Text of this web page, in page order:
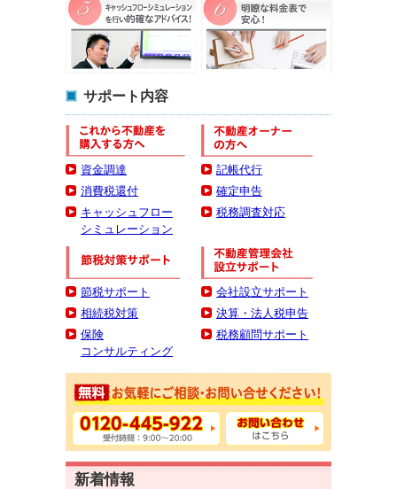
サポート内容
資金調達
消費税還付
キャッシュフロー
シミュレーション
記帳代行
確定申告
税務調査対応
節税サポート
相続税対策
保険
コンサルティング
会社設立サポート
決算・法人税申告
税務顧問サポート
新着情報